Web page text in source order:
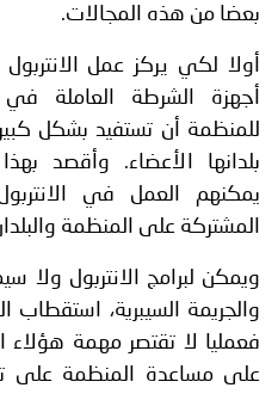
بعضا من هذه المجالات.
أولا لكي يركز عمل
أجهزة الشرطة العاملة
للمنظمة أن تستفيد بشكل
بلدانها الأعضاء. وأقصد
يمكنهم العمل في
المشتركة على المنظمة
ويمكن لبرامج الانتربول ولا
والجريمة السيبرية، استقطاب
فعمليا لا تقتصر مهمة هؤلاء
على مساعدة المنظمة على